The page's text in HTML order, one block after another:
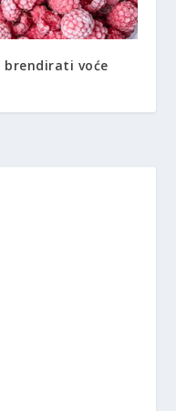
brendirati voće